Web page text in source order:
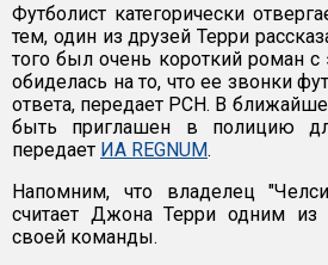
Футболист категорически
тем, один из друзей Терри
того был очень короткий роман
обиделась на то, что ее звонки
ответа, передает РСН. В
быть приглашен в полицию
передает ИА REGNUM.
Напомним, что владелец
считает Джона Терри одним из
своей команды.